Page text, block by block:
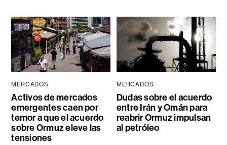
MERCADOS
Activos de mercados
emergentes caen por
temor a que el acuerdo
sobre Ormuz eleve las
tensiones
MERCADOS
Dudas sobre el acuerdo
entre Irán y Omán para
reabrir Ormuz impulsan
al petróleo